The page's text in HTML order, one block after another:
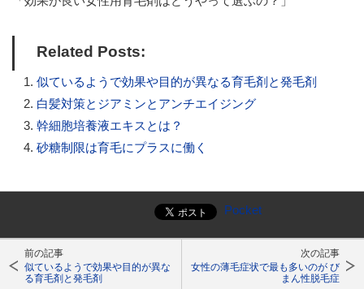
Related Posts:
似ているようで効果や目的が異なる育毛剤と発毛剤
白髪対策とジアミンとアンチエイジング
幹細胞培養液エキスとは？
砂糖制限は育毛にプラスに働く
Pocket
前の記事
似ているようで効果や目的が異な
る育毛剤と発毛剤
次の記事
女性の薄毛症状で最も多いのが び
まん性脱毛症